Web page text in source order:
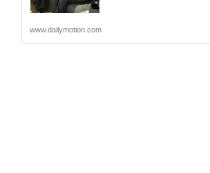
www.dailymotion.com